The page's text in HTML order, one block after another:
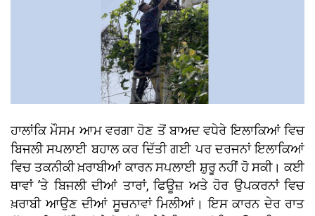
ਹਾਲਾਂਕਿ ਮੌਸਮ ਆਮ ਵਰਗਾ ਹੋਣ ਤੋਂ ਬਾਅਦ ਵਧੇਰੇ ਇਲਾਕਿਆਂ ਵਿਚ
ਬਿਜਲੀ ਸਪਲਾਈ ਬਹਾਲ ਕਰ ਦਿੱਤੀ ਗਈ ਪਰ ਦਰਜਨਾਂ ਇਲਾਕਿਆਂ
ਵਿਚ ਤਕਨੀਕੀ ਖ਼ਰਾਬੀਆਂ ਕਾਰਨ ਸਪਲਾਈ ਸ਼ੁਰੂ ਨਹੀਂ ਹੋ ਸਕੀ। ਕਈ
ਥਾਵਾਂ ’ਤੇ ਬਿਜਲੀ ਦੀਆਂ ਤਾਰਾਂ, ਫਿਊਜ਼ ਅਤੇ ਹੋਰ ਉਪਕਰਨਾਂ ਵਿਚ
ਖ਼ਰਾਬੀ ਆਉਣ ਦੀਆਂ ਸੂਚਨਾਵਾਂ ਮਿਲੀਆਂ। ਇਸ ਕਾਰਨ ਦੇਰ ਰਾਤ